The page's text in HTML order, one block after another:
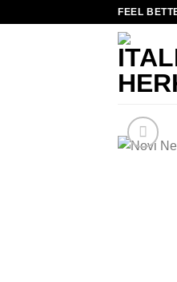
FEEL